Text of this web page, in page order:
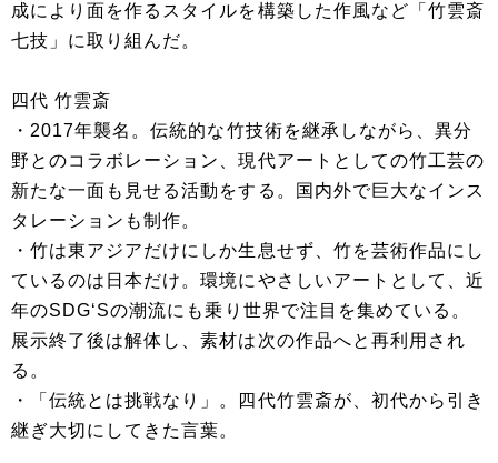
成により面を作るスタイルを構築した作風など「竹雲斎
七技」に取り組んだ。
四代 竹雲斎
・2017年襲名。伝統的な竹技術を継承しながら、異分
野とのコラボレーション、現代アートとしての竹工芸の
新たな一面も見せる活動をする。国内外で巨大なインス
タレーションも制作。
・竹は東アジアだけにしか生息せず、竹を芸術作品にし
ているのは日本だけ。環境にやさしいアートとして、近
年のSDG‘Sの潮流にも乗り世界で注目を集めている。
展示終了後は解体し、素材は次の作品へと再利用され
る。
・「伝統とは挑戦なり」。四代竹雲斎が、初代から引き
継ぎ大切にしてきた言葉。